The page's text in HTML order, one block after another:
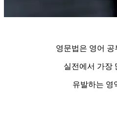
영문법은 영어
실전에서 가장
유발하는 영